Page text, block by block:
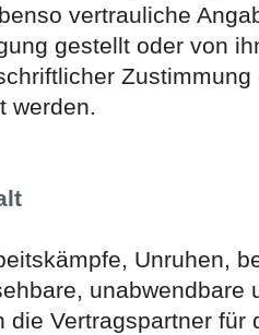
vertrauliche
gestellt oder von
werden.
Unruhen,
unabwendbare
die Vertragspartner für